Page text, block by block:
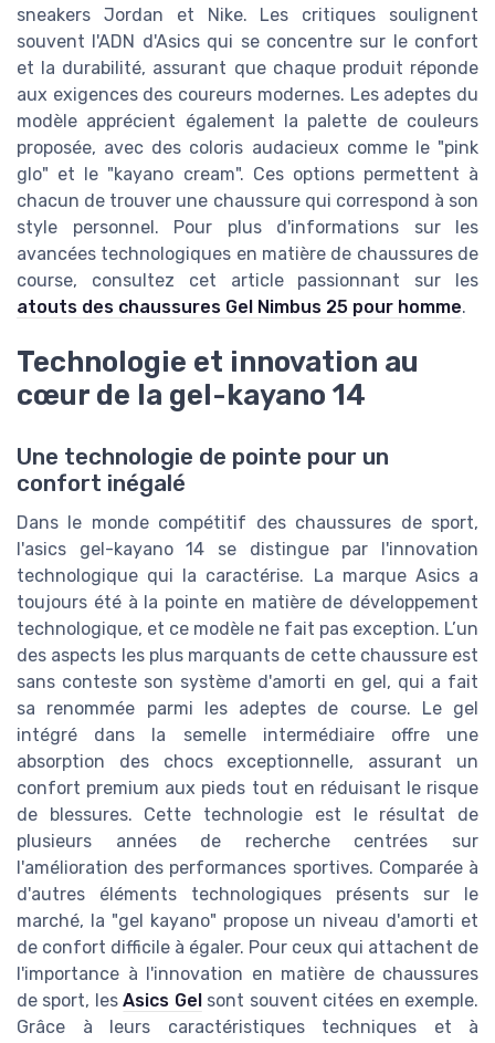
sneakers Jordan et Nike. Les critiques soulignent
souvent l'ADN d'Asics qui se concentre sur le confort
et la durabilité, assurant que chaque produit réponde
aux exigences des coureurs modernes. Les adeptes du
modèle apprécient également la palette de couleurs
proposée, avec des coloris audacieux comme le "pink
glo" et le "kayano cream". Ces options permettent à
chacun de trouver une chaussure qui correspond à son
style personnel. Pour plus d'informations sur les
avancées technologiques en matière de chaussures de
course, consultez cet article passionnant sur les
atouts des chaussures Gel Nimbus 25 pour homme.
Technologie et innovation au
cœur de la gel-kayano 14
Une technologie de pointe pour un
confort inégalé
Dans le monde compétitif des chaussures de sport,
l'asics gel-kayano 14 se distingue par l'innovation
technologique qui la caractérise. La marque Asics a
toujours été à la pointe en matière de développement
technologique, et ce modèle ne fait pas exception. L’un
des aspects les plus marquants de cette chaussure est
sans conteste son système d'amorti en gel, qui a fait
sa renommée parmi les adeptes de course. Le gel
intégré dans la semelle intermédiaire offre une
absorption des chocs exceptionnelle, assurant un
confort premium aux pieds tout en réduisant le risque
de blessures. Cette technologie est le résultat de
plusieurs années de recherche centrées sur
l'amélioration des performances sportives. Comparée à
d'autres éléments technologiques présents sur le
marché, la "gel kayano" propose un niveau d'amorti et
de confort difficile à égaler. Pour ceux qui attachent de
l'importance à l'innovation en matière de chaussures
de sport, lesAsics Gel sont souvent citées en exemple.
Grâce à leurs caractéristiques techniques et à